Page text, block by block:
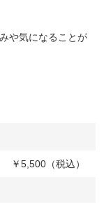
や気になることが
￥5,500（税込）